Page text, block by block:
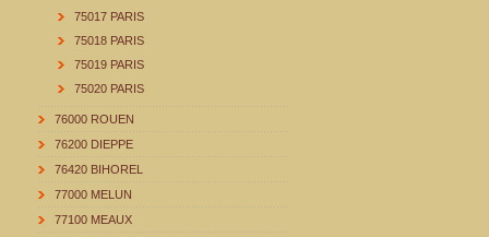
75017 PARIS
75018 PARIS
75019 PARIS
75020 PARIS
76000 ROUEN
76200 DIEPPE
76420 BIHOREL
77000 MELUN
77100 MEAUX